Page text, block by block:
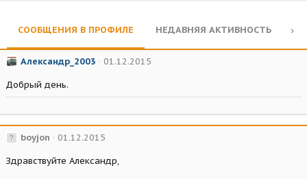
СООБЩЕНИЯ В ПРОФИЛЕ НЕДАВНЯЯ АКТИВНОСТЬ
Александр_2003 01.12.2015
Добрый день.
boyjon 01.12.2015
Здравствуйте Александр,